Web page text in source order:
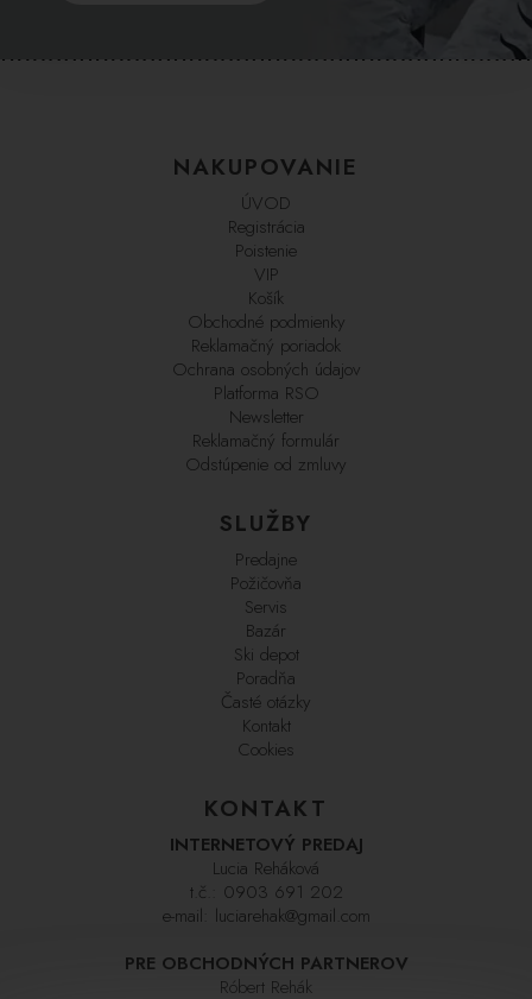
NAKUPOVANIE
ÚVOD
Registrácia
Poistenie
VIP
Košík
Obchodné podmienky
Reklamačný poriadok
Ochrana osobných údajov
Platforma RSO
Newsletter
Reklamačný formulár
Odstúpenie od zmluvy
SLUŽBY
Predajne
Požičovňa
Servis
Bazár
Ski depot
Poradňa
Časté otázky
Kontakt
Cookies
KONTAKT
INTERNETOVÝ PREDAJ
Lucia Reháková
t.č.: 0903 691 202
e-mail: luciarehak@gmail.com
PRE OBCHODNÝCH PARTNEROV
Róbert Rehák